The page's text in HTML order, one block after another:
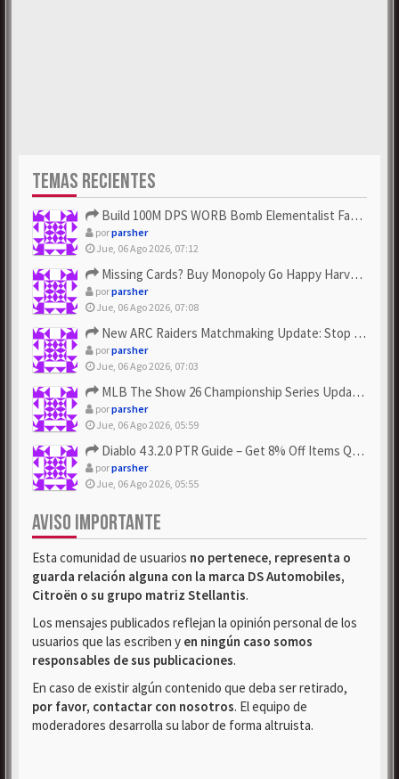
TEMAS RECIENTES
Build 100M DPS WORB Bomb Elementalist Fast - Grab POE Curren...
porparsher
Jue, 06 Ago 2026, 07:12
Missing Cards? Buy Monopoly Go Happy Harvest with Looney Tun...
porparsher
Jue, 06 Ago 2026, 07:08
New ARC Raiders Matchmaking Update: Stop Failed - Grab Bluep...
porparsher
Jue, 06 Ago 2026, 07:03
MLB The Show 26 Championship Series Update! Get Cheap & ...
porparsher
Jue, 06 Ago 2026, 05:59
Diablo 4 3.2.0 PTR Guide – Get 8% Off Items Quickly to Test ...
porparsher
Jue, 06 Ago 2026, 05:55
AVISO IMPORTANTE
Esta comunidad de usuarios no pertenece, representa o
guarda relación alguna con la marca DS Automobiles,
Citroën o su grupo matriz Stellantis.
Los mensajes publicados reflejan la opinión personal de los
usuarios que las escriben y en ningún caso somos
responsables de sus publicaciones.
En caso de existir algún contenido que deba ser retirado,
por favor, contactar con nosotros. El equipo de
moderadores desarrolla su labor de forma altruista.